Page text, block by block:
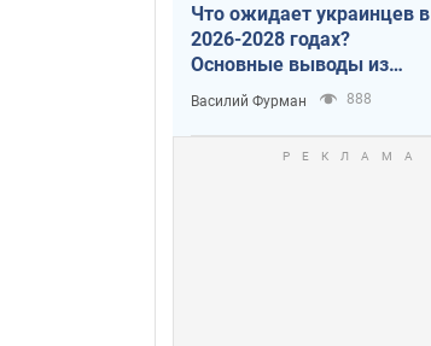
Что ожидает украинцев в
2026-2028 годах?
Основные выводы из
новых прогнозов от НБУ
Василий Фурман 888